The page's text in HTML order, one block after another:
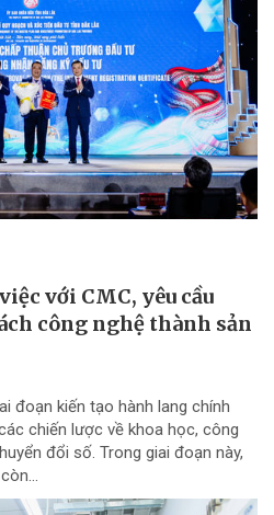
với CMC, yêu cầu
công nghệ thành sản
đoạn kiến tạo hành lang chính
chiến lược về khoa học, công
đổi số. Trong giai đoạn này,